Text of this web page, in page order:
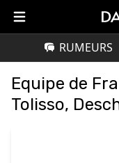
RUMEURS
Equipe de
Tolisso,